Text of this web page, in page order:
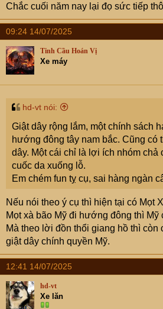
Chắc cuối năm nay lại đọ sức tiếp
09:24 14/07/2025
Tinh Cầu Hoán Vị
Xe máy
hd-vt nói:
Giật dây rộng lắm, một chính sách
hướng đông tây nam bắc. Cũng có
dây. Một cái chỉ là lợi ích nhóm chả
cuốc da xuống lỗ.
Em chém fun tỵ cụ, sai hàng ngàn
Nếu nói theo ý cụ thì hiện tại có Mọt
Mọt xà bão Mỹ đi hướng đông thì Mỹ
Mà theo lời đồn thổi giang hồ thì còn
giật dây chính quyền Mỹ.
12:41 14/07/2025
hd-vt
Xe lăn